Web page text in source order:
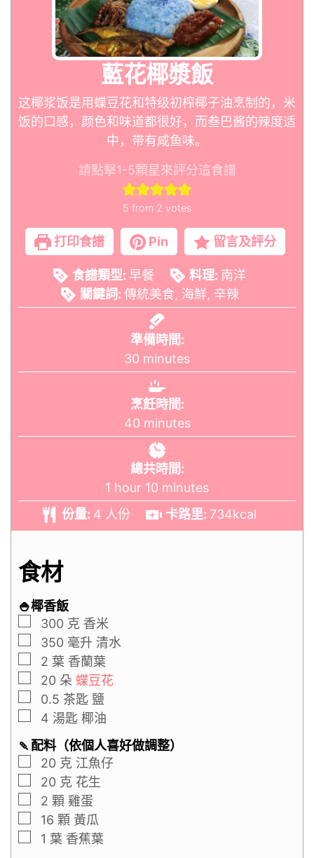
藍花椰漿飯
这椰浆饭是用蝶豆花和特级初榨椰子油烹制的，米
饭的口感，颜色和味道都很好，而叁巴酱的辣度适
中，带有咸鱼味。
請點擊1-5顆星來評分這食譜
5 from 2 votes
打印食譜 Pin 留言及評分
食譜類型: 早餐 料理: 南洋
關鍵詞: 傳統美食, 海鮮, 辛辣
準備時間:
30 minutes
烹飪時間:
40 minutes
總共時間:
1 hour 10 minutes
份量: 4 人份 卡路里: 734kcal
食材
🍚椰香飯
300 克 香米
350 毫升 清水
2 葉 香蘭葉
20 朵 蝶豆花
0.5 茶匙 鹽
4 湯匙 椰油
🍡配料（依個人喜好做調整）
20 克 江魚仔
20 克 花生
2 顆 雞蛋
16 顆 黃瓜
1 葉 香蕉葉